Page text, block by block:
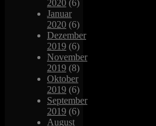
2020 (6)
Januar
2020 (6)
Dezember
2019 (6)
November
2019 (8)
Oktober
2019 (6)
September
2019 (6)
August